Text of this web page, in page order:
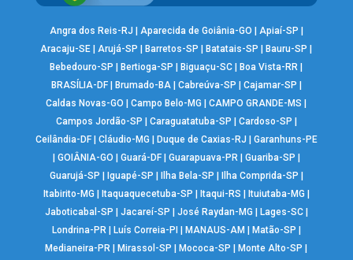
Angra dos Reis-RJ Aparecida de Goiânia-GO Apiaí-SP
Aracaju-SE |Arujá-SP Barretos-SP Batatais-SP Bauru-SP
Bebedouro-SP
Bertioga-SP Biguaçu-SC Boa Vista-RR
BRASÍLIA-DF| Brumado-BA| Cabreúva-SP Cajamar-SP
Caldas Novas-GO
|Campo Belo-MG |CAMPO GRANDE-MS
Campos Jordão-SP
Caraguatatuba-SP Cardoso-SP
Ceilândia-DF| Cláudio-MG Duque de Caxias-RJ
Garanhuns-PE
GOIÂNIA-GO Guará-DF| Guarapuava-PR| Guariba-SP
Guarujá-SP
Iguapé-SP Ilha Bela-SP Ilha Comprida-SP
Itabirito-MG
Itaquaquecetuba-SP Itaqui-RS Ituiutaba-MG
Jaboticabal-SP
Jacareí-SP José Raydan-MG Lages-SC|
Londrina-PR| Luís Correia-PI MANAUS-AM Matão-SP
Medianeira-PR
Mirassol-SP Mococa-SP Monte Alto-SP